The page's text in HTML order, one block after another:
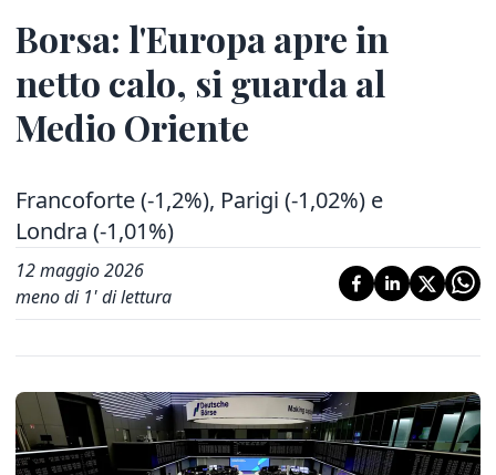
Borsa: l'Europa apre in
netto calo, si guarda al
Medio Oriente
Francoforte (-1,2%), Parigi (-1,02%) e
Londra (-1,01%)
12 maggio 2026
meno di 1' di lettura